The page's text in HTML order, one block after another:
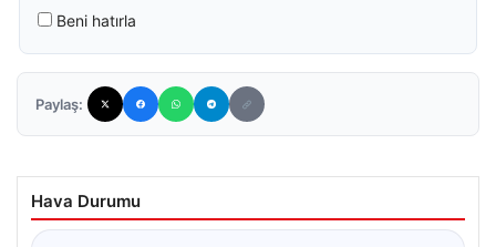
Beni hatırla
Paylaş:
Hava Durumu